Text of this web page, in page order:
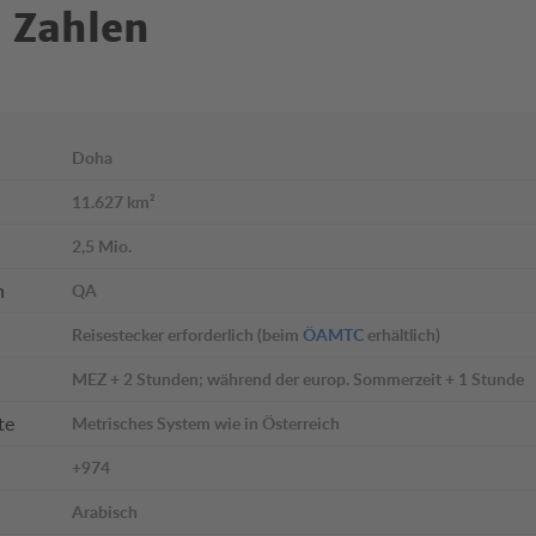
Doha
11.627 km²
2,5 Mio.
QA
Reisestecker erforderlich (beim ÖAMTC erhältlich)
MEZ + 2 Stunden; während der europ. Sommerzeit + 1 Stunde
Metrisches System wie in Österreich
+974
Arabisch